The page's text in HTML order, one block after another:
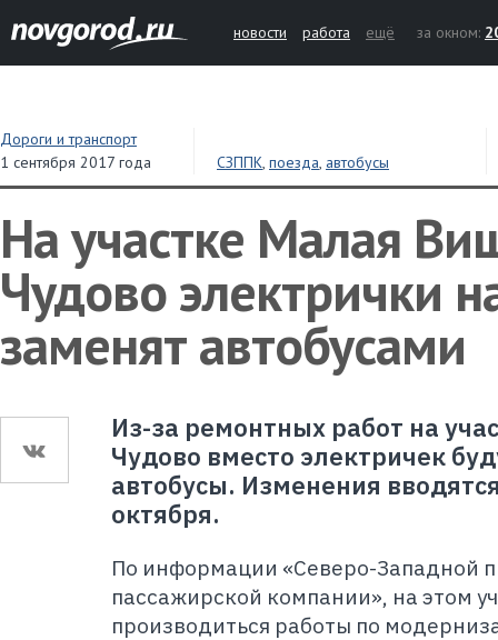
новости работа ещё за окном:
Дороги и транспорт
1 сентября 2017 года
СЗППК, поезда, автобусы
На участке Малая
Чудово электрички
заменят автобусами
Из-за ремонтных работ на
Чудово вместо электричек
автобусы. Изменения
октября.
По информации «Северо-Западной
пассажирской компании», на этом
производиться работы по